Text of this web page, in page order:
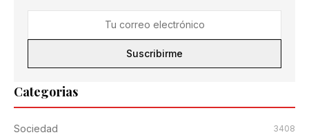
Categorias
Sociedad 3408
Suscribirme